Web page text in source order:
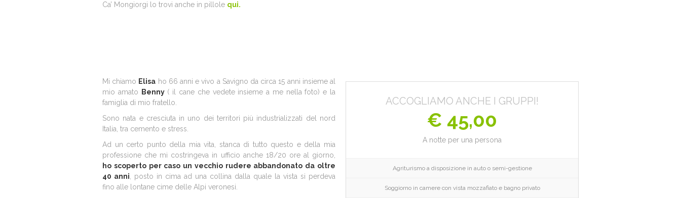
Ca’ Mongiorgi lo trovi anche in pillole qui.
Mi chiamo Elisa ho 66 anni e vivo a Savigno da circa 15 anni insieme al
mio amato
Benny( il cane che vedete insieme a me nella foto) e la
famiglia di mio fratello.
Sono nata e cresciuta in uno dei territori più industrializzati del nord
Italia, tra cemento e stress.
Ad un certo punto della mia vita, stanca di tutto questo e della mia
professione che mi costringeva in ufficio anche 18/20 ore al giorno,
ho scoperto per caso un vecchio rudere abbandonato da oltre
40 anni , posto in cima ad una collina dalla quale la vista si perdeva
fino alle lontane cime delle Alpi veronesi.
ACCOGLIAMO ANCHE I GRUPPI!
€ 45,00
A notte per una persona
Agriturismo a disposizione in auto o semi-gestione
Soggiorno in camere con vista mozzafiato e bagno privato